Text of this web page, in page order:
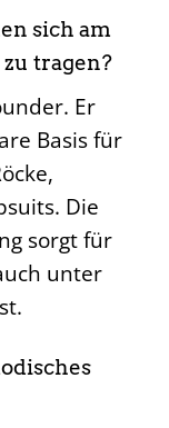
sich am
tragen?
Er
Basis für
Die
sorgt für
unter